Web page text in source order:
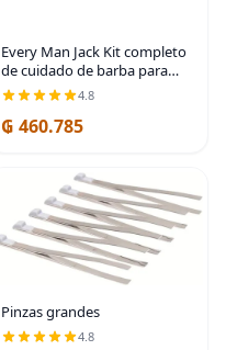
Every Man Jack Kit completo
de cuidado de barba para
hombres, bourbon
envejecido, set de regalo |
Cleansing Beard & Face
4.8
₲ 460.785
Pinzas grandes
4.8